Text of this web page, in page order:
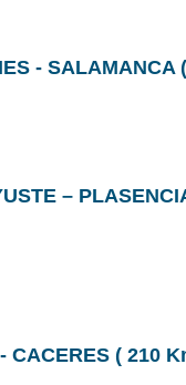
- SALAMANCA
–
CACERES ( 210